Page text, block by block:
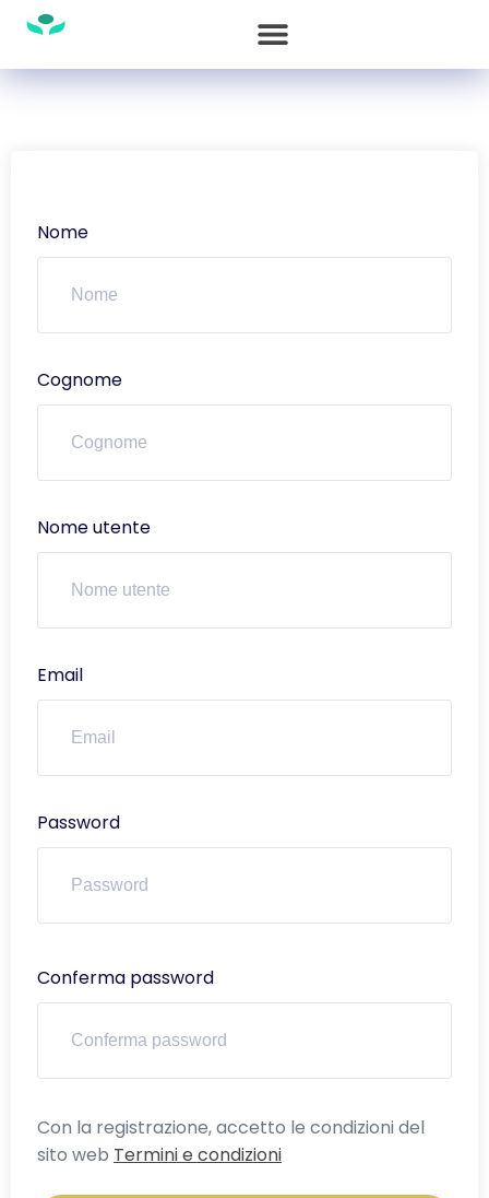
Nome
Cognome
Nome utente
Email
Password
Conferma password
Alternative:
Con la registrazione, accetto le condizioni del
sito web Termini e condizioni